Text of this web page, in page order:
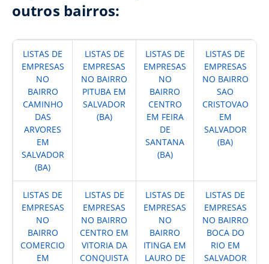
outros bairros:
LISTAS DE
EMPRESAS
NO
BAIRRO
CAMINHO
DAS
ARVORES
EM
SALVADOR
(BA)
LISTAS DE
EMPRESAS
NO BAIRRO
PITUBA EM
SALVADOR
(BA)
LISTAS DE
EMPRESAS
NO
BAIRRO
CENTRO
EM FEIRA
DE
SANTANA
(BA)
LISTAS DE
EMPRESAS
NO BAIRRO
SAO
CRISTOVAO
EM
SALVADOR
(BA)
LISTAS DE
EMPRESAS
NO
BAIRRO
COMERCIO
EM
LISTAS DE
EMPRESAS
NO BAIRRO
CENTRO EM
VITORIA DA
CONQUISTA
LISTAS DE
EMPRESAS
NO
BAIRRO
ITINGA EM
LAURO DE
LISTAS DE
EMPRESAS
NO BAIRRO
BOCA DO
RIO EM
SALVADOR